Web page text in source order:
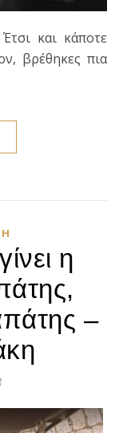
βρέθηκες πια
η
–